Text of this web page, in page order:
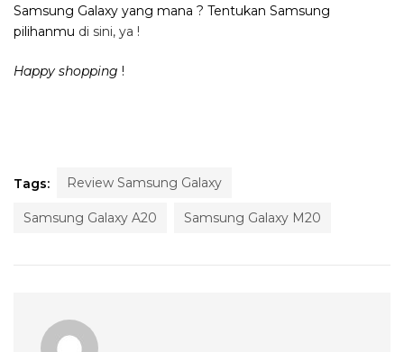
Samsung Galaxy yang mana ? Tentukan Samsung
pilihanmu di sini, ya !
Happy shopping !
Tags: Review Samsung Galaxy
Samsung Galaxy A20 Samsung Galaxy M20